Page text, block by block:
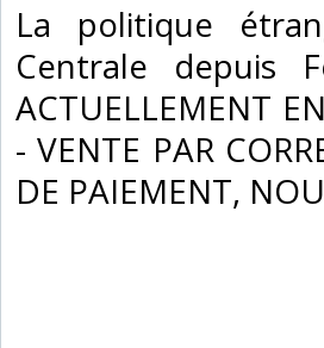
‎La politique
Centrale depuis
ACTUELLEMENT
- VENTE PAR
DE PAIEMENT,